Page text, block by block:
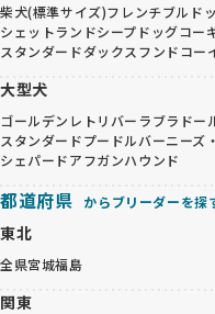
柴犬(標準サイズ)フレンチブルド
シェットランドシープドッグコー
スタンダードダックスフンドコー
大型犬
ゴールデンレトリバー ラブラドー
スタンダードプードルバーニーズ
シェパードアフガンハウンド
都道府県 からブリーダーを探
東北
全県宮城福島
関東